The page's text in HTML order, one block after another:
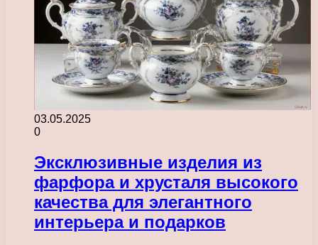
03.05.2025
0
Эксклюзивные изделия из
фарфора и хрусталя высокого
качества для элегантного
интерьера и подарков